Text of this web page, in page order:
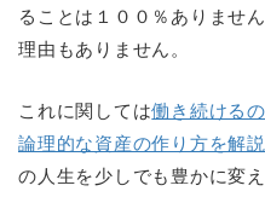
ることは１００％ありませ
理由もありません。
これに関しては働き続ける
論理的な資産の作り方を解説
の人生を少しでも豊かに変